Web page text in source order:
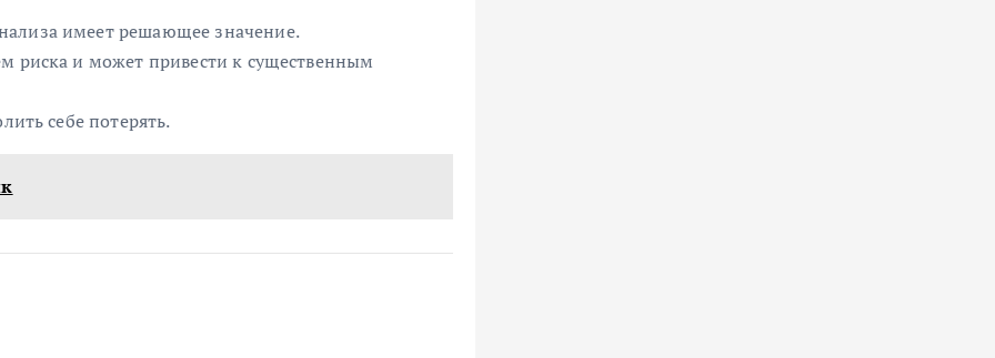
имеет решающее значение.
риска и может привести к существенным
себе потерять.